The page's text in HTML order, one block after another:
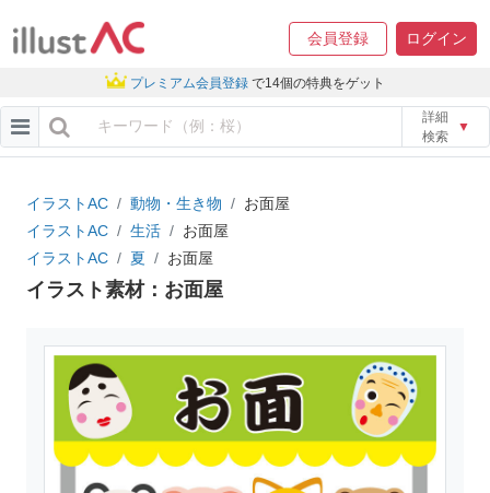
会員登録 ログイン
プレミアム会員登録 で14個の特典をゲット
詳細
検索
▼
イラストAC 動物・生き物
お面屋
イラストAC
生活
お面屋
イラストAC
夏 お面屋
イラスト素材：お面屋